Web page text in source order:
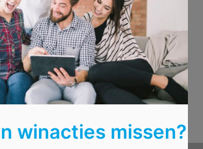
winacties missen?